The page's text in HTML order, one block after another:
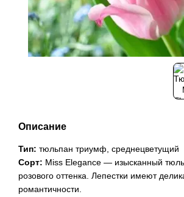
Описание
Тип: тюльпан триумф, среднецветущий
Сорт: Miss Elegance — изысканный
розового оттенка. Лепестки имеют
романтичности.